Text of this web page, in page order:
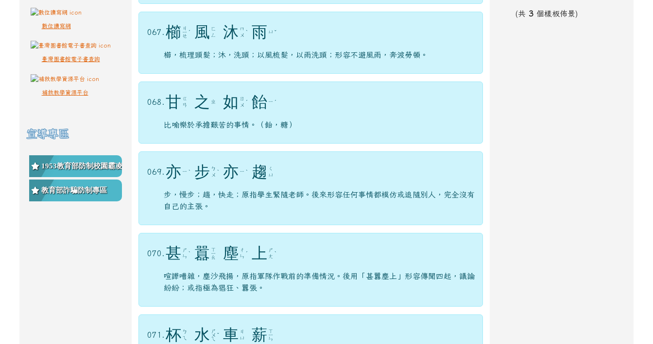
數位讀寫網
臺灣圖書館電子書查詢
補救教學資源平台
宣導專區
1953教育部防制校園霸凌專
區
教育部詐騙防制專區
067. 櫛 ㄐ
ㄧ
ㄝ
ˊ 風 ㄈ
ㄥ
沐 ㄇ
ㄨ ˋ 雨 ㄩ ˇ
櫛，梳理頭髮；沐，洗頭；以風梳髮，以雨洗頭；形容不避風雨，奔波勞頓。
068. 甘 ㄍ
ㄢ
之 ㄓ 如 ㄖ
ㄨ ˊ 飴 ㄧ ˊ
比喻樂於承擔艱苦的事情。（飴，糖）
069. 亦 ㄧ ˋ 步 ㄅ
ㄨ ˋ 亦 ㄧ ˋ 趨
ㄑ
ㄩ
步，慢步；趨，快走；原指學生緊隨老師。後來形容任何事情都模仿或追隨別人，完全沒有
自己的主張。
070. 甚 ㄕ
ㄣ ˋ 囂 ㄒ
ㄧ
ㄠ 塵 ㄔ
ㄣ ˊ 上
ㄕ
ㄤ ˋ
喧譁嘈雜，塵沙飛揚，原指軍隊作戰前的準備情況。後用「甚囂塵上」形容傳聞四起，議論
紛紛；或指極為猖狂、囂張。
071. 杯 ㄅ
ㄟ
水 ㄕ
ㄨ
ㄟ
ˇ 車 ㄐ
ㄩ
薪 ㄒ
ㄧ
ㄣ
(共 3 個樣板佈景)